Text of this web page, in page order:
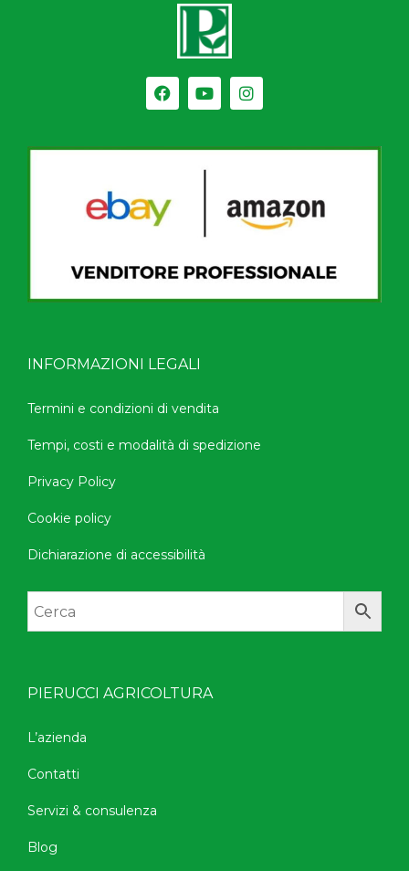
INFORMAZIONI LEGALI
Termini e condizioni di vendita
Tempi, costi e modalità di spedizione
Privacy Policy
Cookie policy
Dichiarazione di accessibilità
PIERUCCI AGRICOLTURA
L’azienda
Contatti
Servizi & consulenza
Blog